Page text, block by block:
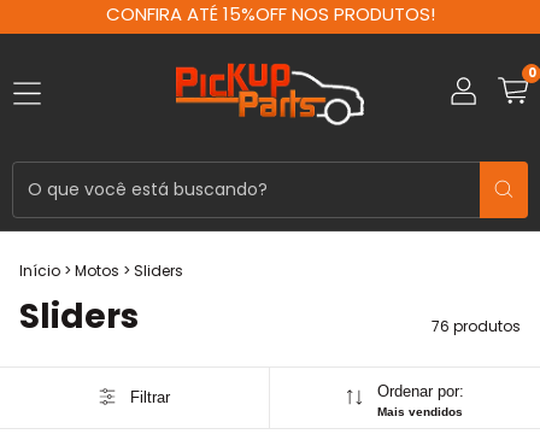
CONFIRA ATÉ 15%OFF NOS PRODUTOS!
0
Início > Motos > Sliders
Sliders 76 produtos
Filtrar Ordenar por:
Mais vendidos